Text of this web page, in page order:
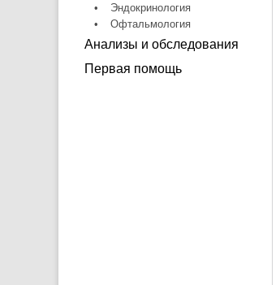
•
Эндокринология
•
Офтальмология
Анализы и обследования
Первая помощь